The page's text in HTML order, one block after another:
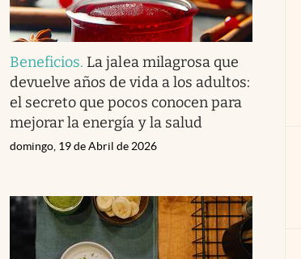
Beneficios. La jalea milagrosa que
devuelve años de vida a los adultos:
el secreto que pocos conocen para
mejorar la energía y la salud
domingo, 19 de Abril de 2026